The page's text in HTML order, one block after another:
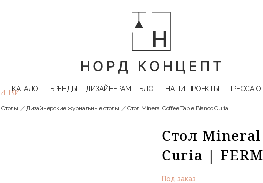
КАТАЛОГ БРЕНДЫ ДИЗАЙНЕРАМ БЛОГ НАШИ ПРОЕКТЫ ПРЕССА О
Cтолы Дизайнерские журнальные столы Стол Mineral Coffee Table Bianco Curia
Стол Mineral
Curia |
Под заказ